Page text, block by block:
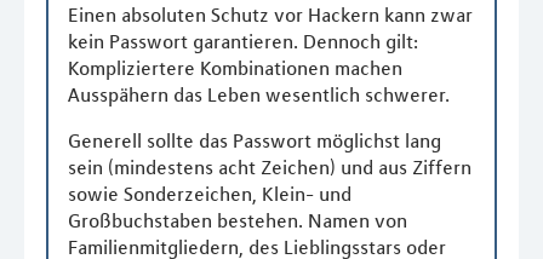
Einen absoluten Schutz vor Hackern kann zwar
kein Passwort garantieren. Dennoch gilt:
Kompliziertere Kombinationen machen
Ausspähern das Leben wesentlich schwerer.
Generell sollte das Passwort möglichst lang
sein (mindestens acht Zeichen) und aus Ziffern
sowie Sonderzeichen, Klein- und
Großbuchstaben bestehen. Namen von
Familienmitgliedern, des Lieblingsstars oder